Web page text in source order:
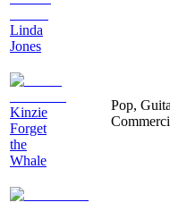
Linda
Jones
Kinzie
Forget
the
Whale
Pop,